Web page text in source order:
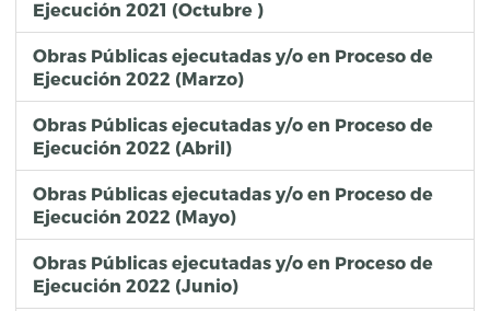
Ejecución 2021 (Octubre )
Obras Públicas ejecutadas y/o en Proceso de
Ejecución 2022 (Marzo)
Obras Públicas ejecutadas y/o en Proceso de
Ejecución 2022 (Abril)
Obras Públicas ejecutadas y/o en Proceso de
Ejecución 2022 (Mayo)
Obras Públicas ejecutadas y/o en Proceso de
Ejecución 2022 (Junio)